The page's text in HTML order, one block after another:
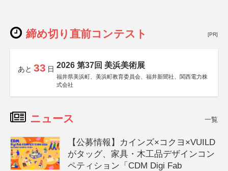
締め切り直前コンテスト [PR]
あと 33 日 2026 第37回 美浜美術展
福井県美浜町、美浜町教育委員会、福井新聞社、関西電力株
式会社
ニュース 一覧
【公募情報】カインズ×コクヨ×VUILD
がタッグ、家具・木工品デザインコン
ペティション「CDM Digi Fab